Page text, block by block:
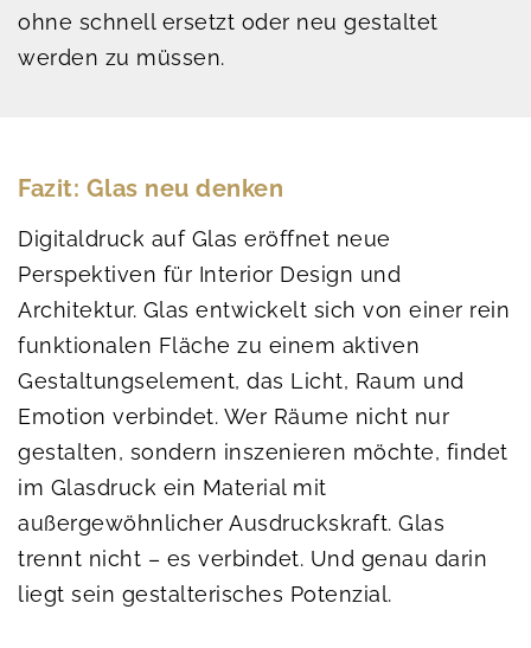
ohne schnell ersetzt oder neu gestaltet
werden zu müssen.
Fazit: Glas neu denken
Digitaldruck auf Glas eröffnet neue
Perspektiven für Interior Design und
Architektur. Glas entwickelt sich von einer rein
funktionalen Fläche zu einem aktiven
Gestaltungselement, das Licht, Raum und
Emotion verbindet. Wer Räume nicht nur
gestalten, sondern inszenieren möchte, findet
im Glasdruck ein Material mit
außergewöhnlicher Ausdruckskraft. Glas
trennt nicht – es verbindet. Und genau darin
liegt sein gestalterisches Potenzial.